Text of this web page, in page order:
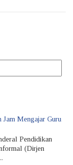
Jam Mengajar Guru
Pendidikan
(Dirjen